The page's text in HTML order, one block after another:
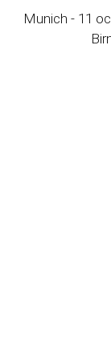
Munich - 11